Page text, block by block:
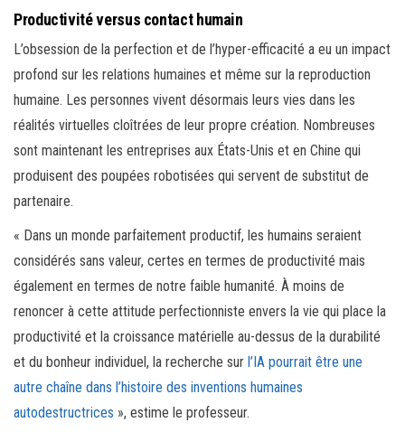
Productivité versus contact humain
L’obsession de la perfection et de l’hyper-efficacité a eu un impact
profond sur les relations humaines et même sur la reproduction
humaine. Les personnes vivent désormais leurs vies dans les
réalités virtuelles cloîtrées de leur propre création. Nombreuses
sont maintenant les entreprises aux États-Unis et en Chine qui
produisent des poupées robotisées qui servent de substitut de
partenaire.
« Dans un monde parfaitement productif, les humains seraient
considérés sans valeur, certes en termes de productivité mais
également en termes de notre faible humanité. À moins de
renoncer à cette attitude perfectionniste envers la vie qui place la
productivité et la croissance matérielle au-dessus de la durabilité
et du bonheur individuel, la recherche sur l’IA pourrait être une
autre chaîne dans l’histoire des inventions humaines
autodestructrices », estime le professeur.